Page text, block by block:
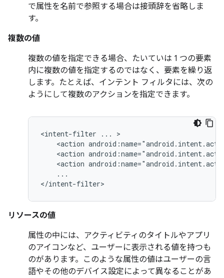
で属性を名前で参照する場合は接頭辞を省略しま
す。
複数の値
複数の値を指定できる場合、たいていは 1 つの要素
内に複数の値を指定するのではなく、要素を繰り返
します。たとえば、インテント フィルタには、次の
ようにして複数のアクションを指定できます。
<intent-filter ...
<action
<action
<action
...
</intent-filter>
リソースの値
属性の中には、アクティビティのタイトルやアプリ
のアイコンなど、ユーザーに表示される値を持つも
のがあります。このような属性の値はユーザーの言
語やその他のデバイス設定によって異なることがあ